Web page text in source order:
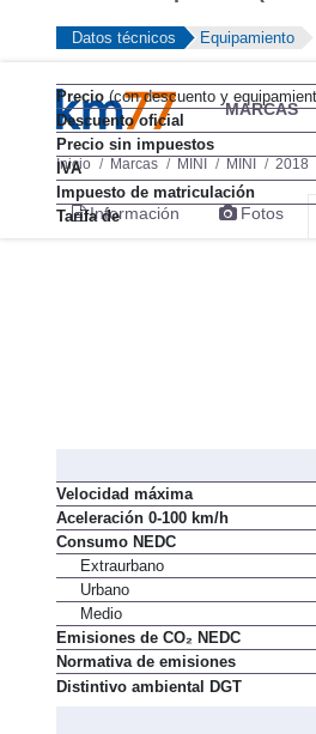
MARCAS
Inicio Marcas MINI MINI 2018
Información Fotos
Datos técnicos Equipamiento
Precio(con descuento y
Descuento oficial
Precio sin impuestos
IVA
Impuesto de matriculación
Tarifa de
Velocidad máxima
Aceleración 0-100 km/h
Consumo NEDC
Extraurbano
Urbano
Medio
Emisiones de CO₂ NEDC
Normativa de emisiones
Distintivo ambiental DGT